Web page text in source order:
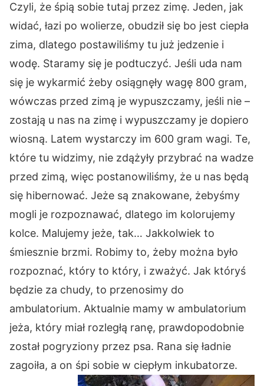
Czyli, że śpią sobie tutaj przez zimę. Jeden, jak
widać, łazi po wolierze, obudził się bo jest ciepła
zima, dlatego postawiliśmy tu już jedzenie i
wodę. Staramy się je podtuczyć. Jeśli uda nam
się je wykarmić żeby osiągnęły wagę 800 gram,
wówczas przed zimą je wypuszczamy, jeśli nie –
zostają u nas na zimę i wypuszczamy je dopiero
wiosną. Latem wystarczy im 600 gram wagi. Te,
które tu widzimy, nie zdążyły przybrać na wadze
przed zimą, więc postanowiliśmy, że u nas będą
się hibernować. Jeże są znakowane, żebyśmy
mogli je rozpoznawać, dlatego im kolorujemy
kolce. Malujemy jeże, tak… Jakkolwiek to
śmiesznie brzmi. Robimy to, żeby można było
rozpoznać, który to który, i zważyć. Jak któryś
będzie za chudy, to przenosimy do
ambulatorium. Aktualnie mamy w ambulatorium
jeża, który miał rozległą ranę, prawdopodobnie
został pogryziony przez psa. Rana się ładnie
zagoiła, a on śpi sobie w ciepłym inkubatorze.